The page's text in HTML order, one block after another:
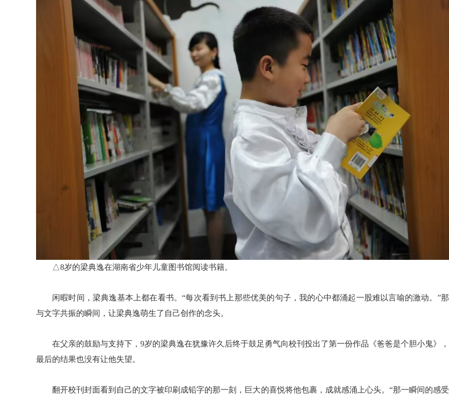
△8岁的梁典逸在湖南省少年儿童图书馆阅读书籍。
闲暇时间，梁典逸基本上都在看书。“每次看到书上那些优美的句子，我的心中都涌起一股难以言喻的激动。”
与文字共振的瞬间，让梁典逸萌生了自己创作的念头。
在父亲的鼓励与支持下，9岁的梁典逸在犹豫许久后终于鼓足勇气向校刊投出了第一份作品《爸爸是个胆小鬼》
最后的结果也没有让他失望。
翻开校刊封面看到自己的文字被印刷成铅字的那一刻，巨大的喜悦将他包裹，成就感涌上心头。“那一瞬间的感